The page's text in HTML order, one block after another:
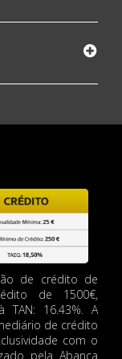
de crédito de
de 1500€,
TAN: 16.43%. A
de crédito
com o
pela Abanca